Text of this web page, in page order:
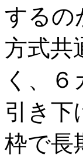
するの
方式共
く、
引き下
枠で長